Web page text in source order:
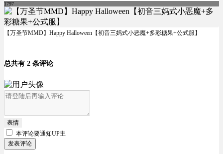
1797
【万圣节MMD】Happy Halloween【初音三妈式小恶魔+多彩糖果+公式服】
总共有 2 条评论
表情
本评论要通知UP主
发表评论